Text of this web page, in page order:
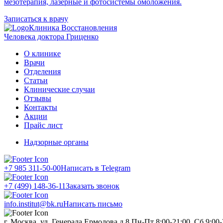
Записаться к врачу
Клиника Восстановления
Человека доктора Гриценко
О клинике
Врачи
Отделения
Статьи
Клинические случаи
Отзывы
Контакты
Акции
Прайс лист
Надзорные органы
+7 985 311-50-00Написать в Telegram
+7 (499) 148-36-11Заказать звонок
info.institut@bk.ruНаписать письмо